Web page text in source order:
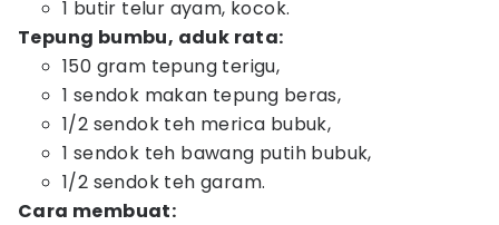
1 butir telur ayam, kocok.
Tepung bumbu, aduk rata:
150 gram tepung terigu,
1 sendok makan tepung beras,
1/2 sendok teh merica bubuk,
1 sendok teh bawang putih bubuk,
1/2 sendok teh garam.
Cara membuat: